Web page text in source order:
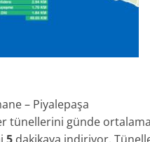
– Piyalepaşa
tünellerini günde ortalama